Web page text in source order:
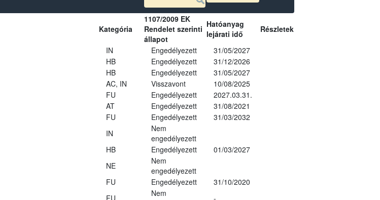
Kategória
1107/2009 EK
Rendelet szerinti
állapot
Hatóanyag
lejárati idő
Részletek
IN Engedélyezett
31/05/2027
HB Engedélyezett
31/12/2026
HB Engedélyezett
31/05/2027
AC, IN Visszavont
10/08/2025
FU Engedélyezett
2027.03.31.
AT Engedélyezett
31/08/2021
FU Engedélyezett
31/03/2032
IN
Nem
engedélyezett
HB Engedélyezett
01/03/2027
NE
Nem
engedélyezett
FU Engedélyezett
31/10/2020
FU
Nem
-